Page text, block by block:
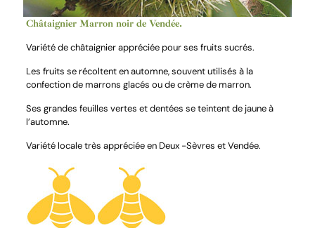
Châtaignier Marron noir de Vendée.
Variété de châtaignier appréciée pour ses fruits sucrés.
Les fruits se récoltent en automne, souvent utilisés à la
confection de marrons glacés ou de crème de marron.
Ses grandes feuilles vertes et dentées se teintent de jaune à
l’automne.
Variété locale très appréciée en Deux -Sèvres et Vendée.